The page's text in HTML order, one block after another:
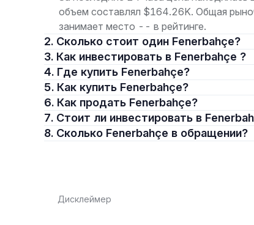
объем составлял $164.26K. Общая
занимает место -- в рейтинге.
2. Сколько стоит один Fenerbahçe?
3. Как инвестировать в Fenerbahçe ?
4. Где купить Fenerbahçe?
5. Как купить Fenerbahçe?
6. Как продать Fenerbahçe?
7. Стоит ли инвестировать в
8. Сколько Fenerbahçe в обращении?
Дисклеймер